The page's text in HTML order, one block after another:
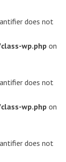
does not
wp.php on
does not
wp.php on
does not